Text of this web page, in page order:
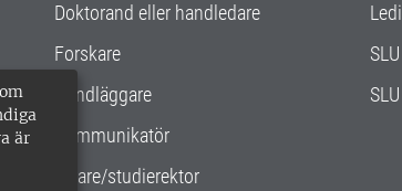
är
Doktorand eller handledare
Forskare
Handläggare
Kommunikatör
Lärare/studierektor